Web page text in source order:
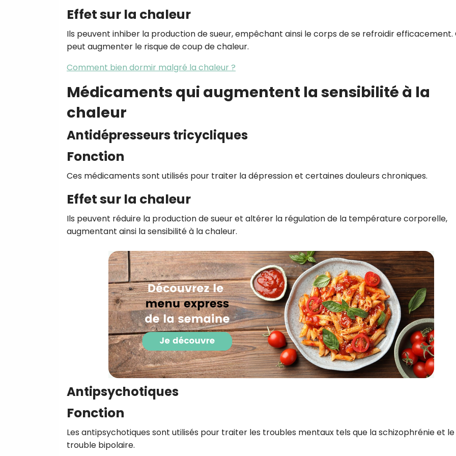
Effet sur la chaleur
Ils peuvent inhiber la production de sueur, empêchant ainsi le corps de se refroidir efficacement.
peut augmenter le risque de coup de chaleur.
Comment bien dormir malgré la chaleur ?
Médicaments qui augmentent la sensibilité à la
chaleur
Antidépresseurs tricycliques
Fonction
Ces médicaments sont utilisés pour traiter la dépression et certaines douleurs chroniques.
Effet sur la chaleur
Ils peuvent réduire la production de sueur et altérer la régulation de la température corporelle,
augmentant ainsi la sensibilité à la chaleur.
Antipsychotiques
Fonction
Les antipsychotiques sont utilisés pour traiter les troubles mentaux tels que la schizophrénie et le
trouble bipolaire.